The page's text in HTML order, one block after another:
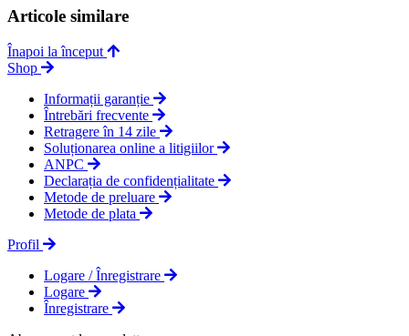
Articole similare
Înapoi la început
Shop
Informații garanție
Întrebări frecvente
Retragere în 14 zile
Soluționarea online a litigiilor
ANPC
Declarația de confidențialitate
Metode de preluare
Metode de plata
Profil
Logare / Înregistrare
Logare
Înregistrare